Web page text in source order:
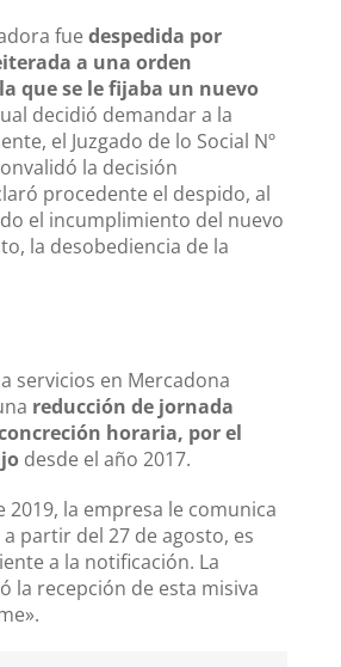
fue despedida por
a una orden
que se le fijaba un nuevo
decidió demandar a la
el Juzgado de lo Social Nº
la decisión
procedente el despido, al
el incumplimiento del nuevo
la desobediencia de la
servicios en Mercadona
reducción de jornada
horaria, por el
desde el año 2017.
2019, la empresa le comunica
partir del 27 de agosto, es
a la notificación. La
la recepción de esta misiva